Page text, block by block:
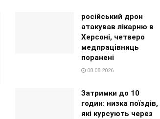
російський дрон
атакував лікарню в
Херсоні, четверо
медпрацівниць
поранені
08.08.2026
Затримки до 10
годин: низка поїздів,
які курсують через